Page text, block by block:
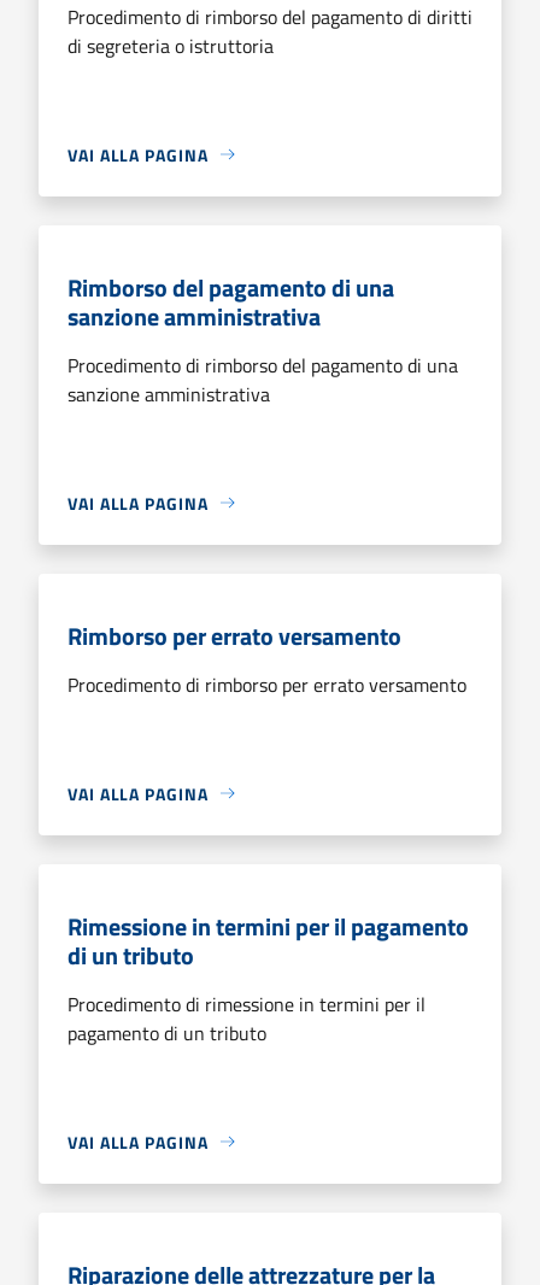
Procedimento di rimborso del pagamento di diritti
di segreteria o istruttoria
VAI ALLA PAGINA
Rimborso del pagamento di una
sanzione amministrativa
Procedimento di rimborso del pagamento di una
sanzione amministrativa
VAI ALLA PAGINA
Rimborso per errato versamento
Procedimento di rimborso per errato versamento
VAI ALLA PAGINA
Rimessione in termini per il pagamento
di un tributo
Procedimento di rimessione in termini per il
pagamento di un tributo
VAI ALLA PAGINA
Riparazione delle attrezzature per la